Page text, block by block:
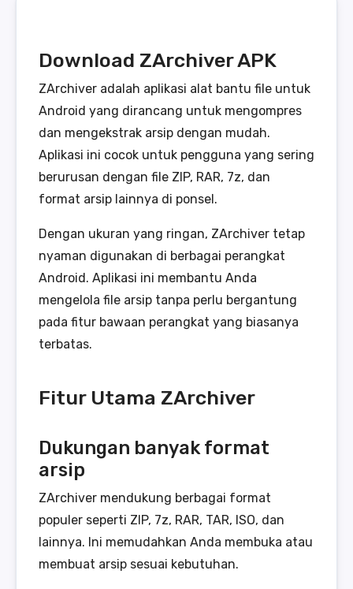
Download ZArchiver APK
ZArchiver adalah aplikasi alat bantu file untuk
Android yang dirancang untuk mengompres
dan mengekstrak arsip dengan mudah.
Aplikasi ini cocok untuk pengguna yang sering
berurusan dengan file ZIP, RAR, 7z, dan
format arsip lainnya di ponsel.
Dengan ukuran yang ringan, ZArchiver tetap
nyaman digunakan di berbagai perangkat
Android. Aplikasi ini membantu Anda
mengelola file arsip tanpa perlu bergantung
pada fitur bawaan perangkat yang biasanya
terbatas.
Fitur Utama ZArchiver
Dukungan banyak format
arsip
ZArchiver mendukung berbagai format
populer seperti ZIP, 7z, RAR, TAR, ISO, dan
lainnya. Ini memudahkan Anda membuka atau
membuat arsip sesuai kebutuhan.